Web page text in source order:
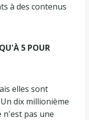
à des contenus
5 POUR
elles sont
dix millionième
n'est pas une